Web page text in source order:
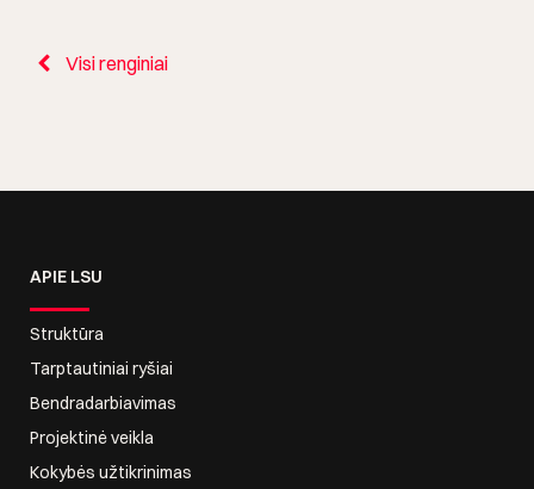
Visi renginiai
APIE LSU
Struktūra
Tarptautiniai ryšiai
Bendradarbiavimas
Projektinė veikla
Kokybės užtikrinimas